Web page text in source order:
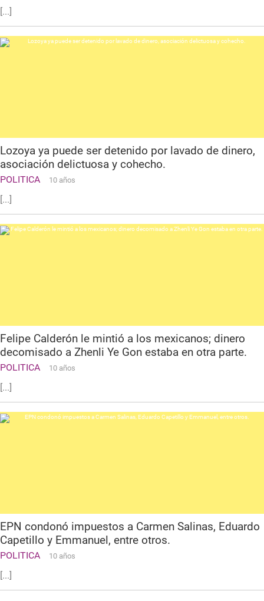
[...]
Lozoya ya puede ser detenido por lavado de dinero,
asociación delictuosa y cohecho.
POLITICA 10 años
[...]
Felipe Calderón le mintió a los mexicanos; dinero
decomisado a Zhenli Ye Gon estaba en otra parte.
POLITICA 10 años
[...]
EPN condonó impuestos a Carmen Salinas, Eduardo
Capetillo y Emmanuel, entre otros.
POLITICA 10 años
[...]